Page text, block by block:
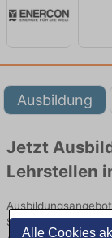
Alle Cookies
Ausbildung
Jetzt
Lehrstellen
Sie von namhaften